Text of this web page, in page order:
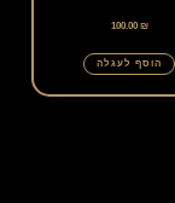
100.00 ₪
הוסף לעגלה